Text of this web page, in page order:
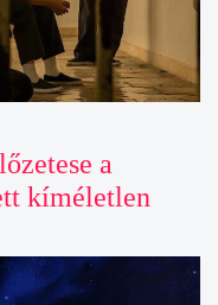
a
kíméletlen